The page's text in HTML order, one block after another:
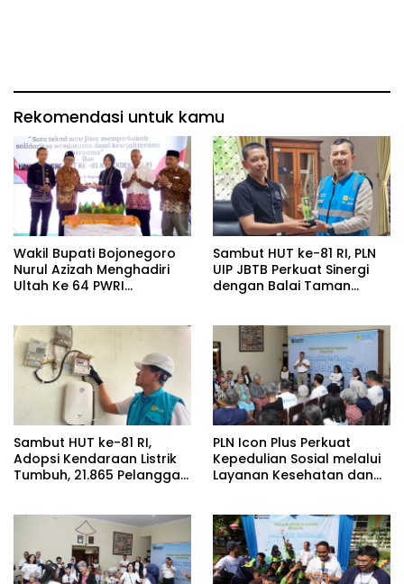
Rekomendasi untuk kamu
Wakil Bupati Bojonegoro
Nurul Azizah Menghadiri
Ultah Ke 64 PWRI
Sambut HUT ke-81 RI, PLN
UIP JBTB Perkuat Sinergi
dengan Balai Taman
SUTET 500 kV Paiton–
Watudodol/Kalipuro
Sambut HUT ke-81 RI,
Adopsi Kendaraan Listrik
Tumbuh, 21.865 Pelanggan
pada Semester I 2026
PLN Icon Plus Perkuat
Kepedulian Sosial melalui
Layanan Kesehatan dan